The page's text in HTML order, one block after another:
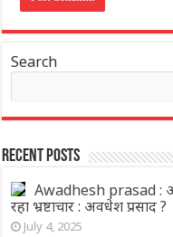
Search
Recent Posts
Awadhesh prasad :
रहा भ्रष्टाचार : अवधेश प्रसाद ?
July 4, 2025